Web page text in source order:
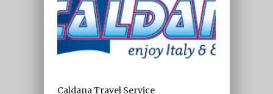
Caldana Travel Service